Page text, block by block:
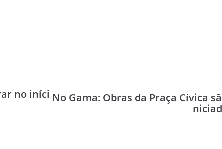
no iníci No Gama: Obras da Praça Cívica